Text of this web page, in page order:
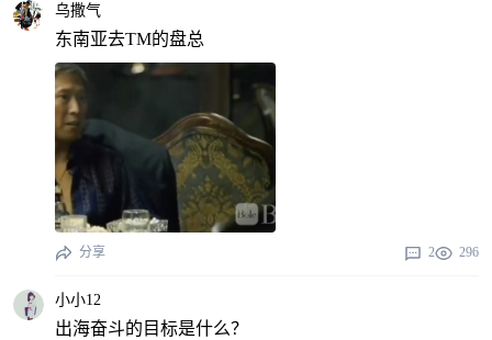
乌撒气
东南亚去TM的盘总
分享 2 296
小小12
出海奋斗的目标是什么？